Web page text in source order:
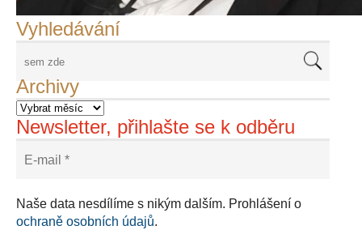
Vyhledávání
Archivy
Newsletter, přihlašte se k odběru
Naše data nesdílíme s nikým dalším. Prohlášení o
ochraně osobních údajů.